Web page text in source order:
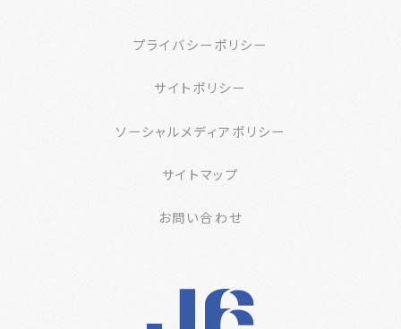
プライバシーポリシー
サイトポリシー
ソーシャルメディアポリシー
サイトマップ
お問い合わせ